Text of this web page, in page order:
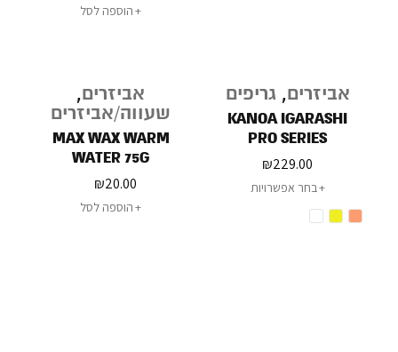
הוספה לסל
אביזרים, גריפים
KANOA IGARASHI
PRO SERIES
₪229.00
בחר אפשרויות
אביזרים,
שעווה/אביזרים
MAX WAX WARM
WATER 75G
₪20.00
הוספה לסל